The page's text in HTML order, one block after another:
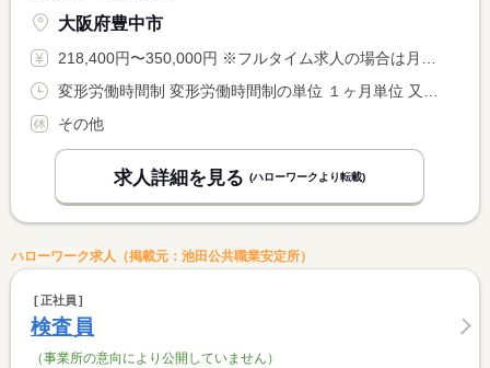
大阪府豊中市
218,400円〜350,000円 ※フルタイム求人の場合は月額（換算額）、パート求人の場合は時間額を表示しています。
変形労働時間制 変形労働時間制の単位 １ヶ月単位 又は 9時00分〜21時00分の時間の間の8時間程度 就業時間に関する特記事項 シフト制（月平均１６８時間）
その他
求人詳細を見る (ハローワークより転載)
ハローワーク求人（掲載元：池田公共職業安定所）
正社員
検査員
（事業所の意向により公開していません）